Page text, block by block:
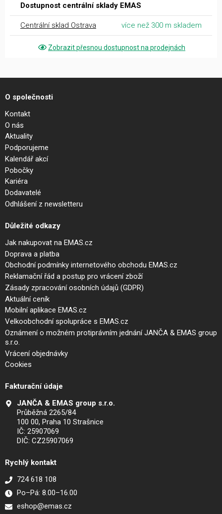
Dostupnost centrální sklady EMAS
Centrální sklad Ostrava více než 300 m skladem
Zobrazit přesnou dostupnost na prodejnách
O společnosti
Kontakt
O nás
Aktuality
Podporujeme
Kalendář akcí
Pobočky
Kariéra
Dodavatelé
Odhlášení z newsletteru
Důležité odkazy
Jak nakupovat na EMAS.cz
Doprava a platba
Obchodní podmínky internetového obchodu EMAS.cz
Reklamační řád a postup pro vrácení zboží
Zásady zpracování osobních údajů (GDPR)
Aktuální ceník
Mobilní aplikace EMAS.cz
Velkoobchodní spolupráce s EMAS.cz
Oznámení o možném protiprávním jednání JANČA & EMAS group
s.r.o.
Vrácení objednávky
Cookies
Fakturační údaje
JANČA & EMAS group s.r.o.
Průběžná 2265/84
100 00, Praha 10 Strašnice
IČ: 25907069
DIČ: CZ25907069
Rychlý kontakt
724 618 108
Po–Pá: 8.00–16.00
eshop@emas.cz